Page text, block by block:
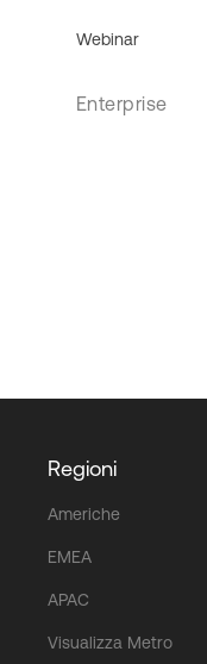
Webinar
Enterprise
Regioni
Americhe
EMEA
APAC
Visualizza Metro